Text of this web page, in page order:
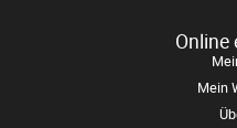
Online
Mein